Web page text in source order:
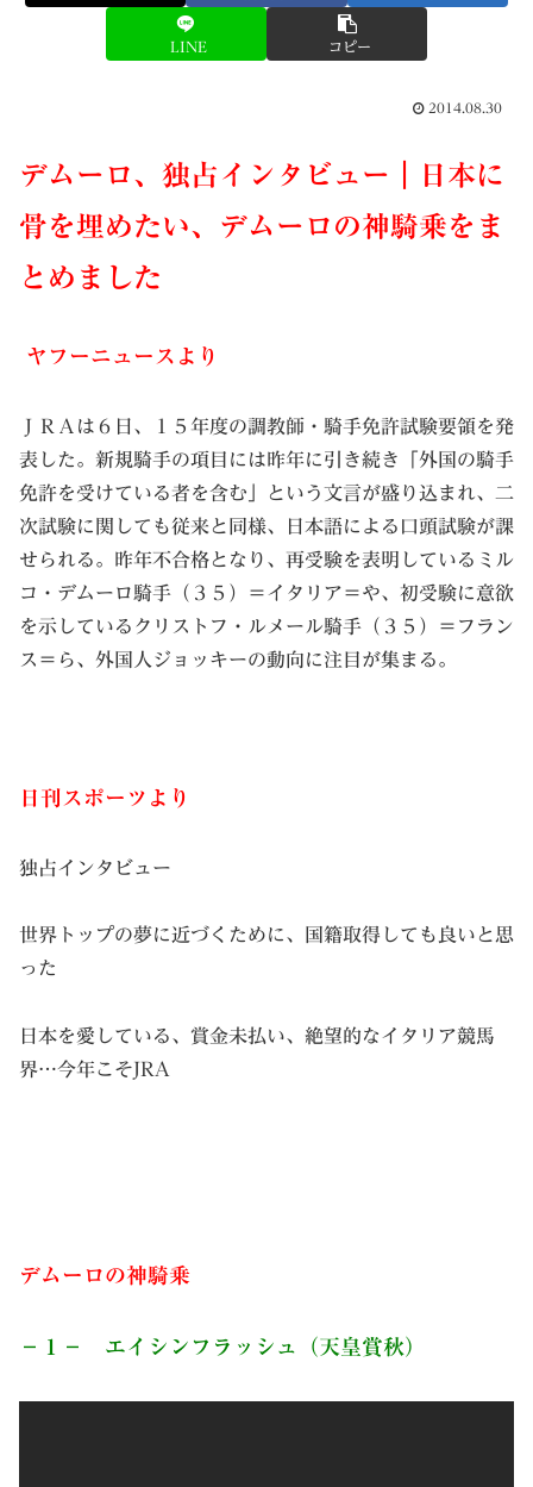
LINE コピー
2014.08.30
デムーロ、独占インタビュー｜日本に
骨を埋めたい、デムーロの神騎乗をま
とめました
ヤフーニュースより
ＪＲＡは６日、１５年度の調教師・騎手免許試験要領を発
表した。新規騎手の項目には昨年に引き続き「外国の騎手
免許を受けている者を含む」という文言が盛り込まれ、二
次試験に関しても従来と同様、日本語による口頭試験が課
せられる。昨年不合格となり、再受験を表明しているミル
コ・デムーロ騎手（３５）＝イタリア＝や、初受験に意欲
を示しているクリストフ・ルメール騎手（３５）＝フラン
ス＝ら、外国人ジョッキーの動向に注目が集まる。
日刊スポーツより
独占インタビュー
世界トップの夢に近づくために、国籍取得しても良いと思
った
日本を愛している、賞金未払い、絶望的なイタリア競馬
界…今年こそJRA
デムーロの神騎乗
－１－ エイシンフラッシュ（天皇賞秋）